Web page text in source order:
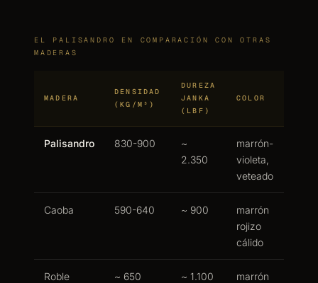
EL PALISANDRO EN COMPARACIÓN CON OTRAS
MADERAS
MADERA
DENSIDAD
(KG/M³)
DUREZA
JANKA
(LBF)
COLOR
Palisandro 830-900
~
2.350
marrón-
violeta,
veteado
Caoba 590-640 ~ 900
marrón
rojizo
cálido
Roble ~ 650 ~ 1.100
marrón